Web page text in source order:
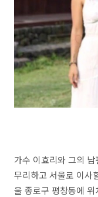
가수 이효리와 그의
무리하고 서울로 이사
울 종로구 평창동에